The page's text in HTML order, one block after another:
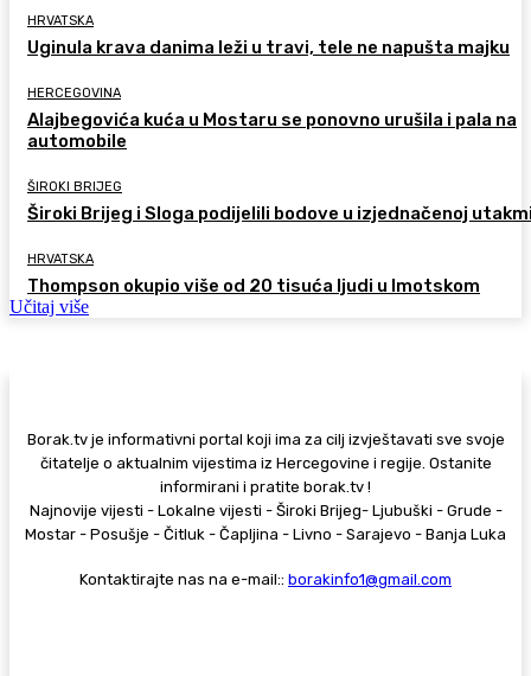
HRVATSKA
Uginula krava danima leži u travi, tele ne napušta majku
HERCEGOVINA
Alajbegovića kuća u Mostaru se ponovno urušila i pala na
automobile
ŠIROKI BRIJEG
Široki Brijeg i Sloga podijelili bodove u izjednačenoj
HRVATSKA
Thompson okupio više od 20 tisuća ljudi u Imotskom
Učitaj više
Borak.tv je informativni portal koji ima za cilj izvještavati sve svoje
čitatelje o aktualnim vijestima iz Hercegovine i regije. Ostanite
informirani i pratite borak.tv !
Najnovije vijesti - Lokalne vijesti - Široki Brijeg- Ljubuški - Grude -
Mostar - Posušje - Čitluk - Čapljina - Livno - Sarajevo - Banja Luka
Kontaktirajte nas na e-mail:: borakinfo1@gmail.com